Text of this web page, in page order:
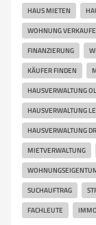
HAUS MIETEN
WOHNUNG
FINANZIERUNG
KÄUFER FINDEN
HAUSVERWALTUNG
HAUSVERWALTUNG
HAUSVERWALTUNG
MIETVERWALTUNG
SUCHAUFTRAG
FACHLEUTE